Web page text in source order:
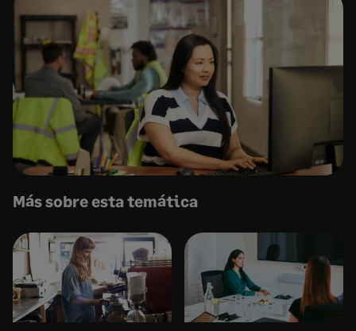
Más sobre esta temática